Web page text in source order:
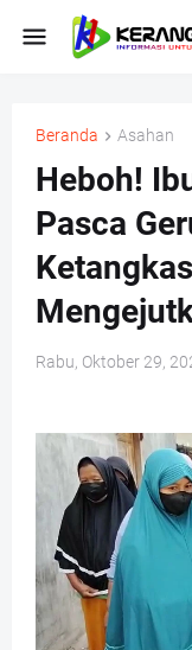
Beranda Asahan
Heboh!
Pasca
Rabu, Oktober 29,